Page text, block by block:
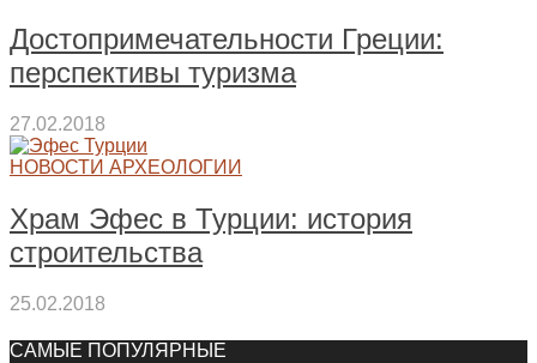
Достопримечательности Греции:
перспективы туризма
27.02.2018
НОВОСТИ АРХЕОЛОГИИ
Храм Эфес в Турции: история
строительства
25.02.2018
САМЫЕ ПОПУЛЯРНЫЕ